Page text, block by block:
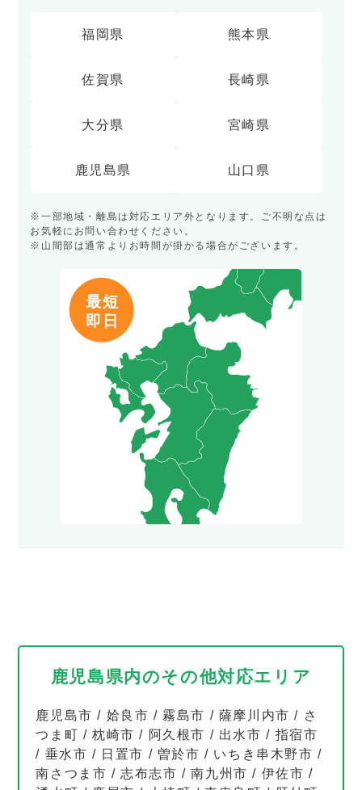
福岡県 熊本県
佐賀県 長崎県
大分県 宮崎県
鹿児島県 山口県
※一部地域・離島は対応エリア外となります。ご不明な点は
お気軽にお問い合わせください。
※山間部は通常よりお時間が掛かる場合がございます。
鹿児島県内のその他対応エリア
鹿児島市 / 姶良市 / 霧島市 / 薩摩川内市 / さ
つま町 /枕崎市 / 阿久根市 / 出水市 / 指宿市
/ 垂水市 / 日置市 / 曽於市 / いちき串木野市 /
南さつま市 /志布志市 /南九州市 / 伊佐市 /